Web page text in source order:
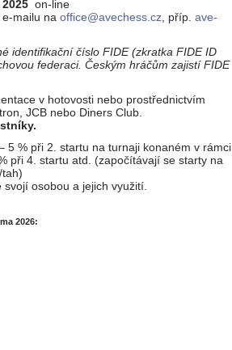
on-line
mailu na office@avechess.cz , příp. ave-
identifikační číslo FIDE (zkratka FIDE ID
federaci. Českým hráčům zajistí FIDE
v hotovosti nebo prostřednictvím
JCB nebo Diners Club.
5 % při 2. startu na turnaji konaném v rámci
při 4. startu atd. (započítávají se starty na
osobou a jejich využití.
2026: